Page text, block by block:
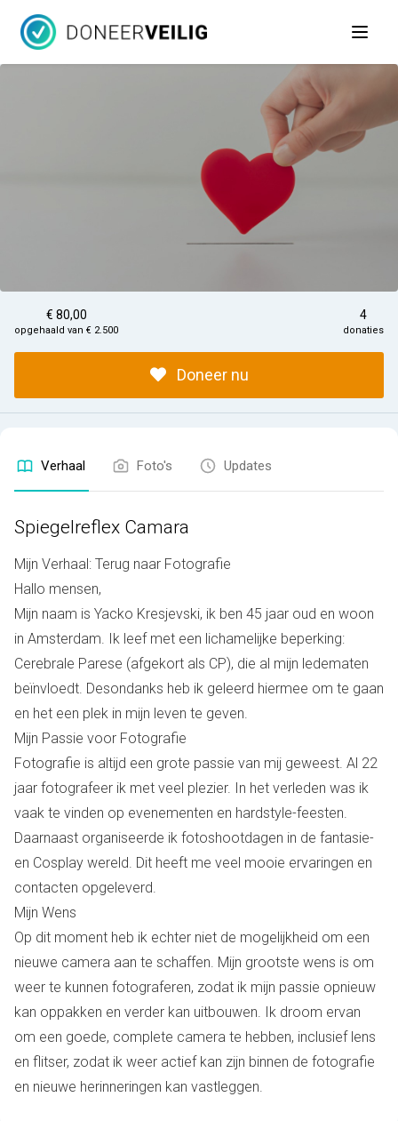
Open
€ 80,00
opgehaald van € 2.500
4
donaties
Doneer nu
Verhaal Foto's Updates
Spiegelreflex Camara
Mijn Verhaal: Terug naar Fotografie
Hallo mensen,
Mijn naam is Yacko Kresjevski, ik ben 45 jaar oud en woon
in Amsterdam. Ik leef met een lichamelijke beperking:
Cerebrale Parese (afgekort als CP), die al mijn ledematen
beïnvloedt. Desondanks heb ik geleerd hiermee om te gaan
en het een plek in mijn leven te geven.
Mijn Passie voor Fotografie
Fotografie is altijd een grote passie van mij geweest. Al 22
jaar fotografeer ik met veel plezier. In het verleden was ik
vaak te vinden op evenementen en hardstyle-feesten.
Daarnaast organiseerde ik fotoshootdagen in de fantasie-
en Cosplay wereld. Dit heeft me veel mooie ervaringen en
contacten opgeleverd.
Mijn Wens
Op dit moment heb ik echter niet de mogelijkheid om een
nieuwe camera aan te schaffen. Mijn grootste wens is om
weer te kunnen fotograferen, zodat ik mijn passie opnieuw
kan oppakken en verder kan uitbouwen. Ik droom ervan
om een goede, complete camera te hebben, inclusief lens
en flitser, zodat ik weer actief kan zijn binnen de fotografie
en nieuwe herinneringen kan vastleggen.